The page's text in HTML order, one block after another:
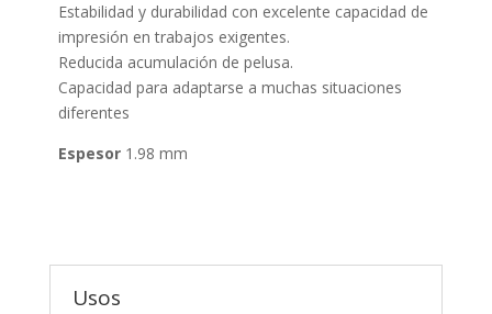
Estabilidad y durabilidad con excelente capacidad de
impresión en trabajos exigentes.
Reducida acumulación de pelusa.
Capacidad para adaptarse a muchas situaciones
diferentes
Espesor1.98 mm
Usos